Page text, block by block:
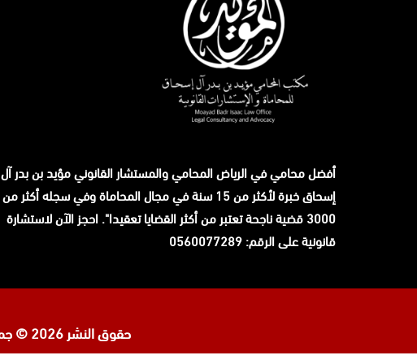
أفضل محامي في الرياض المحامي والمستشار القانونيمؤيد بن بدر آل
إسحاق
خبرة لأكثر من 15 سنة في مجال المحاماة وفي سجله أكثر من
3000 قضية ناجحة تعتبر من أكثر القضايا تعقيدا". احجز الآن لاستشارة
قانونية على الرقم: 0560077289
حقوق النشر 2026 © جميع الحقوق محفوظة لدى